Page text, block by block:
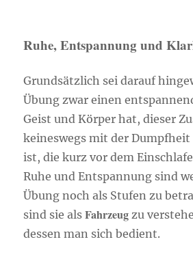
Ruhe, Entspannung und
Grundsätzlich sei darauf
Übung zwar einen
Geist und Körper hat, dieser
keineswegs mit der Dumpfheit
ist, die kurz vor dem
Ruhe und Entspannung sind
Übung noch als Stufen zu
sind sie alsFahrzeug zu
dessen man sich bedient.